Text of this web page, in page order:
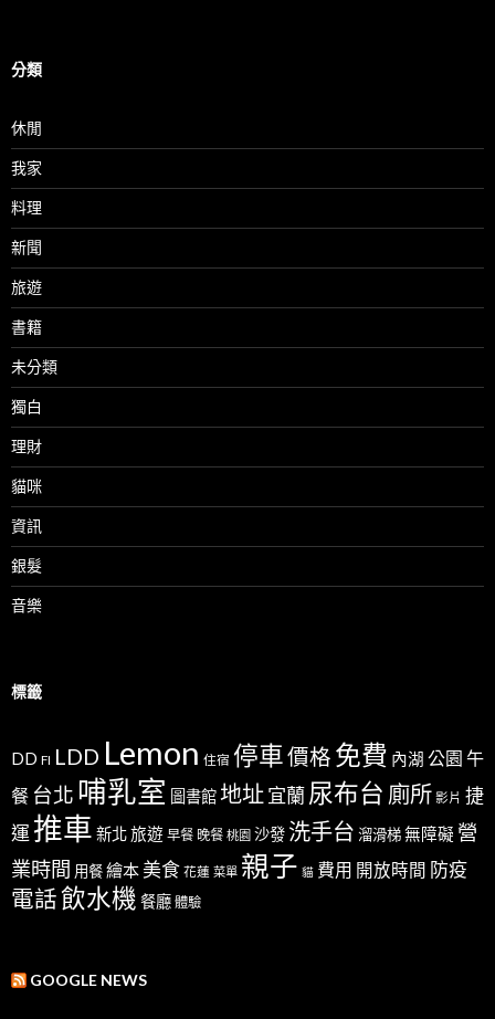
分類
休閒
我家
料理
新聞
旅遊
書籍
未分類
獨白
理財
貓咪
資訊
銀髮
音樂
標籤
DD FI LDD Lemon 住宿 停車價格 免費 內湖 公園 午
餐 台北 哺乳室 圖書館地址宜蘭尿布台 廁所 影片 捷
運推車 新北旅遊 早餐 晚餐 桃園 沙發 洗手台 溜滑梯無障礙 營
業時間 用餐繪本 美食 花蓮 菜單 親子 貓 費用 開放時間 防疫
電話飲水機 餐廳 體驗
GOOGLE NEWS